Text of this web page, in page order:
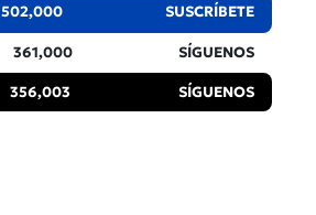
502,000 SUSCRÍBETE
361,000 SÍGUENOS
356,003 SÍGUENOS